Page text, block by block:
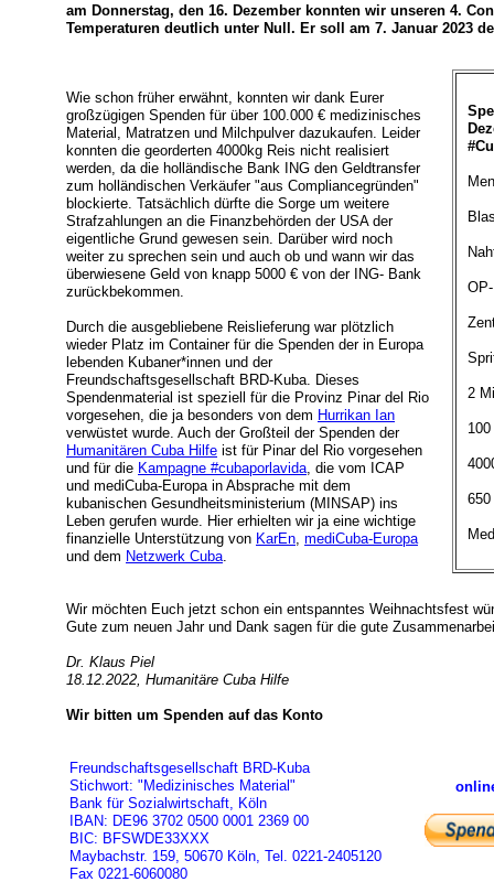
am Donnerstag, den 16. Dezember konnten wir unseren 4.
Temperaturen deutlich unter Null. Er soll am 7. Januar 2023
2
Wie schon früher erwähnt, konnten wir dank Eurer
großzügigen Spenden für über 100.000 € medizinisches
Material, Matratzen und Milchpulver dazukaufen. Leider
konnten die georderten 4000kg Reis nicht realisiert
werden, da die holländische Bank ING den Geldtransfer
zum holländischen Verkäufer "aus Compliancegründen"
blockierte. Tatsächlich dürfte die Sorge um weitere
Strafzahlungen an die Finanzbehörden der USA der
eigentliche Grund gewesen sein. Darüber wird noch
weiter zu sprechen sein und auch ob und wann wir das
überwiesene Geld von knapp 5000 € von der ING- Bank
zurückbekommen.
Durch die ausgebliebene Reislieferung war plötzlich
wieder Platz im Container für die Spenden der in Europa
lebenden Kubaner*innen und der
Freundschaftsgesellschaft BRD-Kuba. Dieses
Spendenmaterial ist speziell für die Provinz Pinar del Rio
vorgesehen, die ja besonders von dem Hurrikan Ian
verwüstet wurde. Auch der Großteil der Spenden der
Humanitären Cuba Hilfe ist für Pinar del Rio vorgesehen
und für die Kampagne #cubaporlavida, die vom ICAP
und mediCuba-Europa in Absprache mit dem
kubanischen Gesundheitsministerium (MINSAP) ins
Leben gerufen wurde. Hier erhielten wir ja eine wichtige
finanzielle Unterstützung von KarEn, mediCuba-Europa
und dem Netzwerk Cuba.
Wir möchten Euch jetzt schon ein entspanntes Weihnachtsfest
Gute zum neuen Jahr und Dank sagen für die gute
Dr. Klaus Piel
18.12.2022, Humanitäre Cuba Hilfe
Wir bitten um Spenden auf das Konto
Freundschaftsgesellschaft BRD-Kuba
Stichwort: "Medizinisches Material"
Bank für Sozialwirtschaft, Köln
IBAN: DE96 3702 0500 0001 2369 00
BIC: BFSWDE33XXX
Maybachstr. 159, 50670 Köln, Tel. 0221-2405120
Fax 0221-6060080